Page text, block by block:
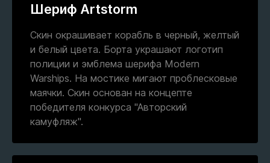
Шериф Artstorm
Скин окрашивает корабль в черный, желтый
и белый цвета. Борта украшают логотип
полиции и эмблема шерифа Modern
Warships. На мостике мигают проблесковые
маячки. Скин основан на концепте
победителя конкурса "Авторский
камуфляж".